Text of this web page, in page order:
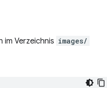
im Verzeichnis images/